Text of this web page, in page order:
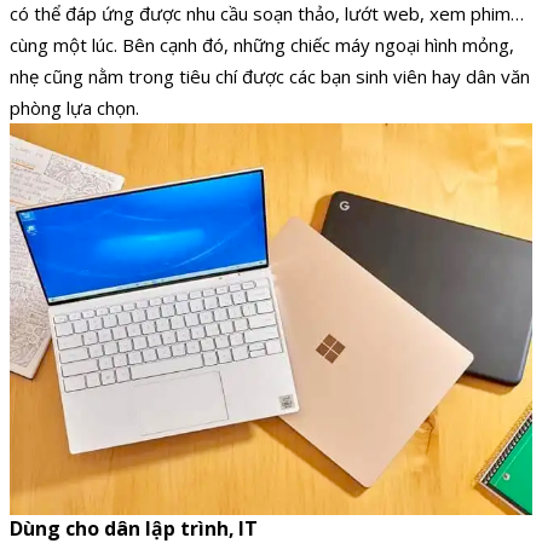
có thể đáp ứng được nhu cầu soạn thảo, lướt web, xem phim…
cùng một lúc. Bên cạnh đó, những chiếc máy ngoại hình mỏng,
nhẹ cũng nằm trong tiêu chí được các bạn sinh viên hay dân văn
phòng lựa chọn.
Dùng cho dân lập trình, IT